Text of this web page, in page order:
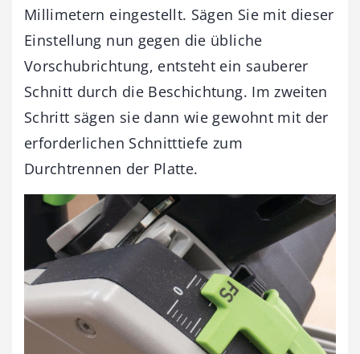
Millimetern eingestellt. Sägen Sie mit dieser
Einstellung nun gegen die übliche
Vorschubrichtung, entsteht ein sauberer
Schnitt durch die Beschichtung. Im zweiten
Schritt sägen sie dann wie gewohnt mit der
erforderlichen Schnitttiefe zum
Durchtrennen der Platte.